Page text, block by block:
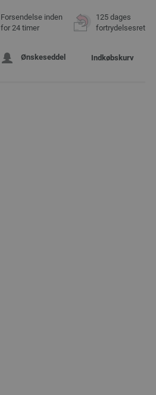
Forsendelse inden
for 24 timer
125 dages
fortrydelsesret
Ønskeseddel Indkøbskurv